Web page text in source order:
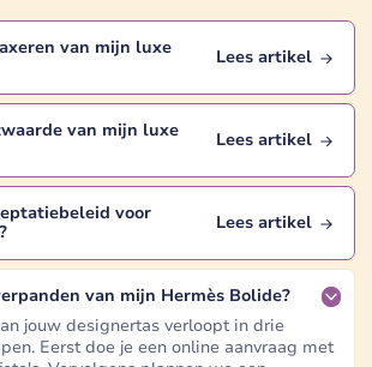
van mijn luxe
Lees artikel
van mijn luxe
Lees artikel
voor
? Lees artikel
van mijn Hermès Bolide?
jouw designertas verloopt in drie
Eerst doe je een online aanvraag met